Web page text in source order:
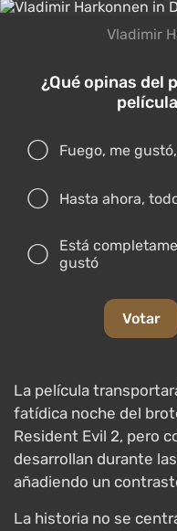
Vladimir
¿Qué opinas del
Fuego, me
Hasta ahora,
Está
gustó
Votar
La película
fatídica noche del
Resident Evil 2, pero
desarrollan durante
añadiendo un
La historia no se